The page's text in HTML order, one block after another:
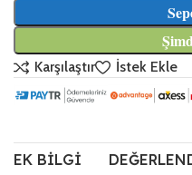
Karşılaştır İstek Ekle
EK BILGI